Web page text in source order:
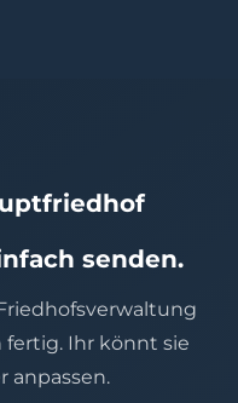
senden.
Ihr könnt sie
anpassen.